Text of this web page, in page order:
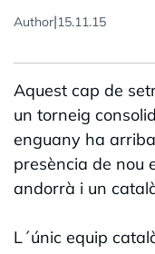
Author|15.11.15
Aquest cap de
un torneig
enguany ha
presència de nou
andorrà i un
L´únic equip